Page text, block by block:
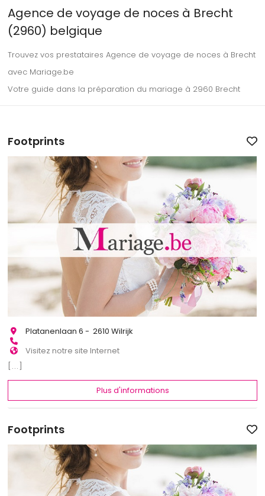
Agence de voyage de noces à Brecht
(2960) belgique
Trouvez vos prestataires Agence de voyage de noces à Brecht
avec Mariage.be
Votre guide dans la préparation du mariage à 2960 Brecht
Footprints
Platanenlaan 6 - 2610 Wilrijk
Visitez notre site Internet
[...]
Plus d'informations
Footprints